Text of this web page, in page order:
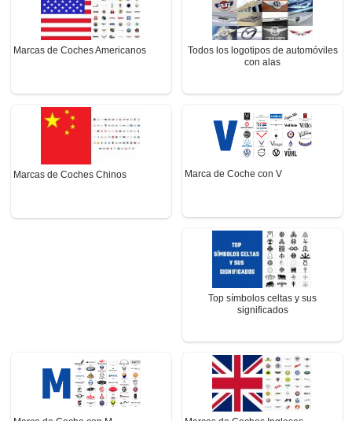
Marcas de Coches Americanos
Todos los logotipos de automóviles
con alas
Marcas de Coches Chinos Marca de Coche con V
Top símbolos celtas y sus
significados